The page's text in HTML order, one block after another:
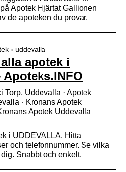
Apotek Hjärtat Gallionen
de apoteken du provar.
› uddevalla
apotek i
Apoteks.INFO
Torp, Uddevalla · Apotek
· Kronans Apotek
Apotek Uddevalla
i UDDEVALLA. Hitta
och telefonnummer. Se vilka
Snabbt och enkelt.